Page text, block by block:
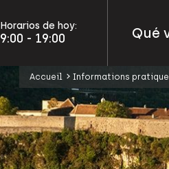
Horarios de hoy:
9:00 - 19:00 Qué
Accueil Informations